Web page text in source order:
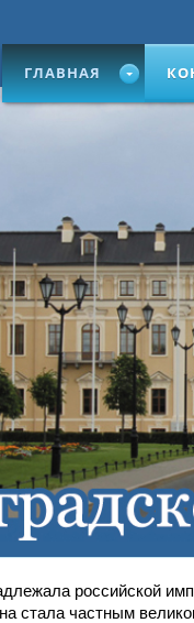
ГЛАВНАЯ
российской
стала частным